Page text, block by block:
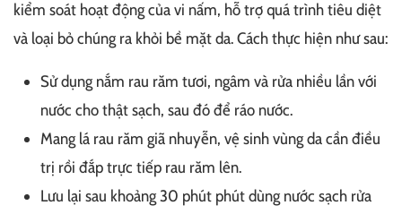
kiểm soát hoạt động của vi nấm, hỗ trợ quá trình tiêu diệt
và loại bỏ chúng ra khỏi bề mặt da. Cách thực hiện như sau:
Sử dụng nắm rau răm tươi, ngâm và rửa nhiều lần với
nước cho thật sạch, sau đó để ráo nước.
Mang lá rau răm giã nhuyễn, vệ sinh vùng da cần điều
trị rồi đắp trực tiếp rau răm lên.
Lưu lại sau khoảng 30 phút phút dùng nước sạch rửa